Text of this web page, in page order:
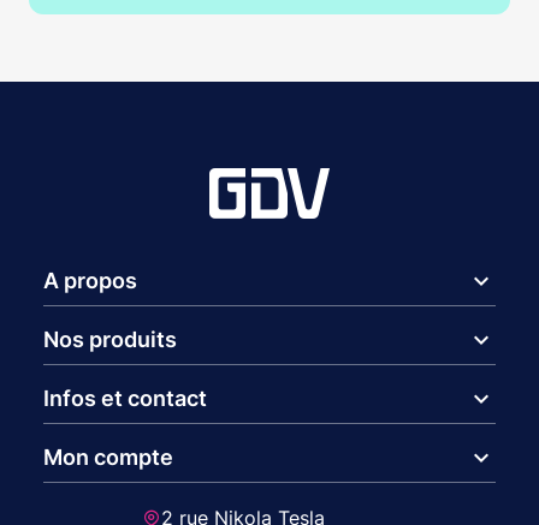
A propos expand_more
Nos produits expand_more
Infos et contact expand_more
Mon compte expand_more
2 rue Nikola Tesla